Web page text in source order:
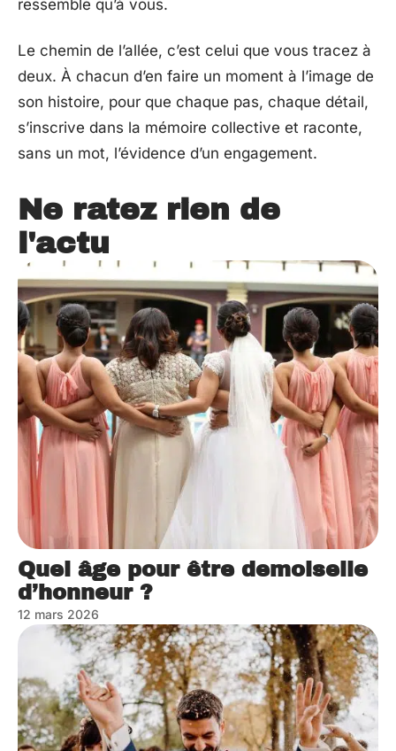
ressemble qu’à vous.
Le chemin de l’allée, c’est celui que vous tracez à
deux. À chacun d’en faire un moment à l’image de
son histoire, pour que chaque pas, chaque détail,
s’inscrive dans la mémoire collective et raconte,
sans un mot, l’évidence d’un engagement.
Ne ratez rien de
l'actu
Quel âge pour être demoiselle
d’honneur ?
12 mars 2026